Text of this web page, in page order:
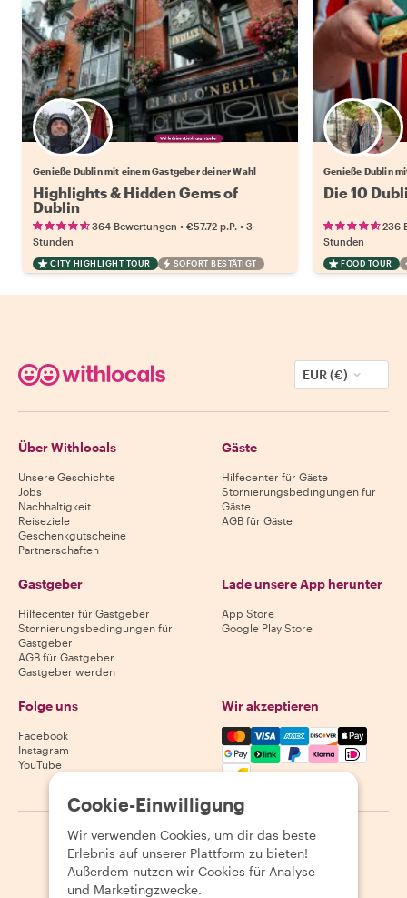
Wähle deinen Lieblingsgastgeber
Genieße Dublin mit einem Gastgeber deiner Wahl
Highlights & Hidden Gems of
Dublin
364 Bewertungen • €57.72 p.P. • 3
Stunden
CITY HIGHLIGHT TOUR SOFORT BESTÄTIGT
Genieße Dublin
Die 10
236
Stunden
FOOD TOUR
EUR (€)
Über Withlocals
Unsere Geschichte
Jobs
Nachhaltigkeit
Reiseziele
Geschenkgutscheine
Partnerschaften
Gäste
Hilfecenter für Gäste
Stornierungsbedingungen für
Gäste
AGB für Gäste
Gastgeber
Hilfecenter für Gastgeber
Stornierungsbedingungen für
Gastgeber
AGB für Gastgeber
Gastgeber werden
Lade unsere App herunter
App Store
Google Play Store
Folge uns
Facebook
Instagram
YouTube
Wir akzeptieren
Mastercard, Visa, Amex,
2026 Withlocals.com | Datenschutzerklärung | Cookies
Seitenübersicht
Cookie-Einwilligung
Wir verwenden Cookies, um dir das beste
Erlebnis auf unserer Plattform zu bieten!
Außerdem nutzen wir Cookies für Analyse-
und Marketingzwecke.